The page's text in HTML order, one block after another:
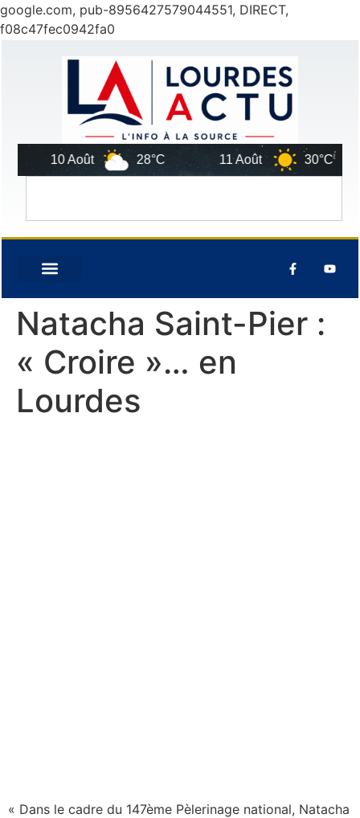
google.com, pub-8956427579044551, DIRECT,
f08c47fec0942fa0
10 Août 28°C 11 Août 30°C
Natacha Saint-Pier :
« Croire »… en
Lourdes
« Dans le cadre du 147ème Pèlerinage national, Natacha